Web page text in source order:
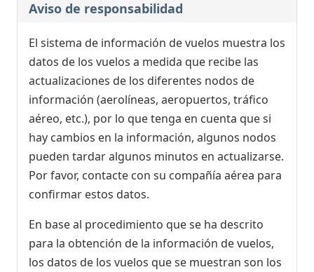
Aviso de responsabilidad
El sistema de información de vuelos muestra los
datos de los vuelos a medida que recibe las
actualizaciones de los diferentes nodos de
información (aerolíneas, aeropuertos, tráfico
aéreo, etc.), por lo que tenga en cuenta que si
hay cambios en la información, algunos nodos
pueden tardar algunos minutos en actualizarse.
Por favor, contacte con su compañía aérea para
confirmar estos datos.
En base al procedimiento que se ha descrito
para la obtención de la información de vuelos,
los datos de los vuelos que se muestran son los